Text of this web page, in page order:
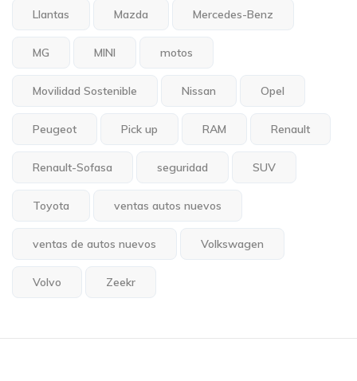
Llantas Mazda Mercedes-Benz
MG MINI motos
Movilidad Sostenible Nissan Opel
Peugeot Pick up RAM Renault
Renault-Sofasa seguridad SUV
Toyota ventas autos nuevos
ventas de autos nuevos Volkswagen
Volvo Zeekr